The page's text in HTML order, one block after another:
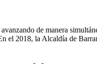
de manera
el 2018, la Alcaldía de